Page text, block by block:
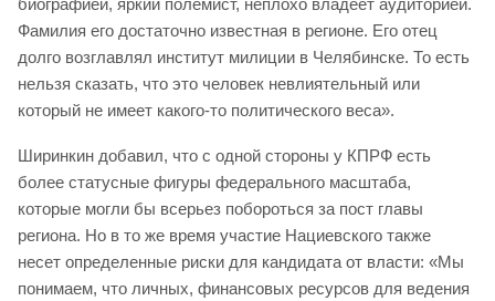
биографией, яркий полемист, неплохо владеет аудиторией.
Фамилия его достаточно известная в регионе. Его отец
долго возглавлял институт милиции в Челябинске. То есть
нельзя сказать, что это человек невлиятельный или
который не имеет какого-то политического веса».
Ширинкин добавил, что с одной стороны у КПРФ есть
более статусные фигуры федерального масштаба,
которые могли бы всерьез побороться за пост главы
региона. Но в то же время участие Нациевского также
несет определенные риски для кандидата от власти: «Мы
понимаем, что личных, финансовых ресурсов для ведения